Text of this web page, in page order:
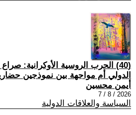
(40) الحرب الروسية الأوكرانية:
الدولي أم مواجهة بين نموذجين
أيمن محسين
2026 / 8 / 7
السياسة والعلاقات الدولية